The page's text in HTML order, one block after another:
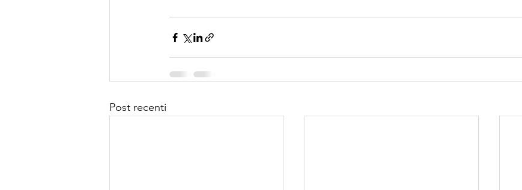
Post recenti